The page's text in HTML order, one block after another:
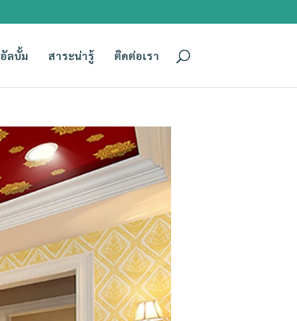
อัลบั้ม สาระน่ารู้ ติดต่อเรา